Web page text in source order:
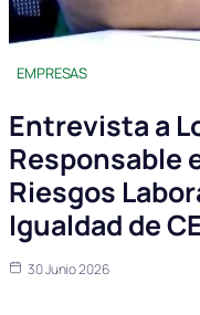
EMPRESAS
Entrevista a
Responsable
Riesgos
Igualdad de
30 Junio 2026